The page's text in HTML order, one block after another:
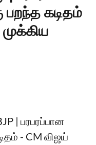
பறந்த கடிதம்
| பரபரப்பான
- CM விஜய்